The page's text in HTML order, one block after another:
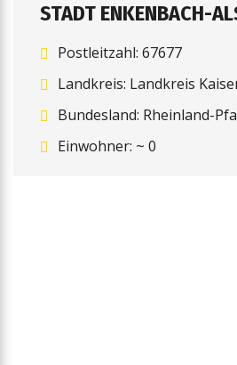
STADT ENKENBACH-
Postleitzahl: 67677
Landkreis: Landkreis
Bundesland: Rheinland-
Einwohner: ~ 0